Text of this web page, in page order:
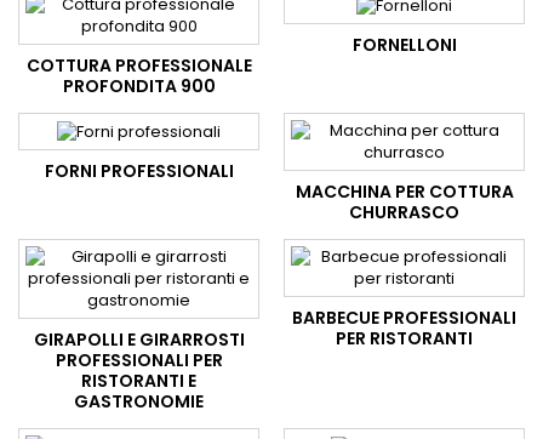
COTTURA PROFESSIONALE
PROFONDITA 900
FORNELLONI
FORNI PROFESSIONALI
MACCHINA PER COTTURA
CHURRASCO
GIRAPOLLI E GIRARROSTI
PROFESSIONALI PER
RISTORANTI E
GASTRONOMIE
BARBECUE PROFESSIONALI
PER RISTORANTI